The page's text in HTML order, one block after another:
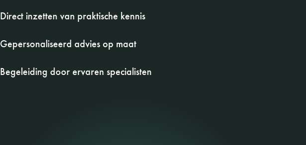
Direct inzetten van praktische kennis
Gepersonaliseerd advies op maat
Begeleiding door ervaren specialisten